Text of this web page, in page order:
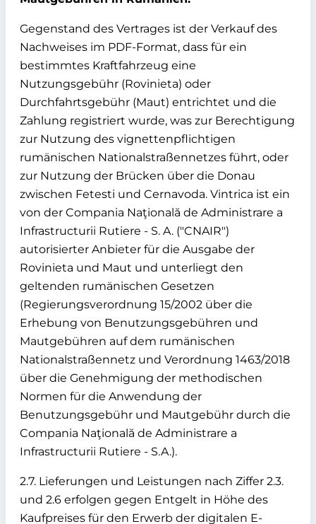
Gegenstand des Vertrages ist der Verkauf des
Nachweises im PDF-Format, dass für ein
bestimmtes Kraftfahrzeug eine
Nutzungsgebühr (Rovinieta) oder
Durchfahrtsgebühr (Maut) entrichtet und die
Zahlung registriert wurde, was zur Berechtigung
zur Nutzung des vignettenpflichtigen
rumänischen Nationalstraßennetzes führt, oder
zur Nutzung der Brücken über die Donau
zwischen Fetesti und Cernavoda. Vintrica ist ein
von der Compania Naţională de Administrare a
Infrastructurii Rutiere - S. A. ("CNAIR")
autorisierter Anbieter für die Ausgabe der
Rovinieta und Maut und unterliegt den
geltenden rumänischen Gesetzen
(Regierungsverordnung 15/2002 über die
Erhebung von Benutzungsgebühren und
Mautgebühren auf dem rumänischen
Nationalstraßennetz und Verordnung 1463/2018
über die Genehmigung der methodischen
Normen für die Anwendung der
Benutzungsgebühr und Mautgebühr durch die
Compania Naţională de Administrare a
Infrastructurii Rutiere - S.A.).
2.7. Lieferungen und Leistungen nach Ziffer 2.3.
und 2.6 erfolgen gegen Entgelt in Höhe des
Kaufpreises für den Erwerb der digitalen E-